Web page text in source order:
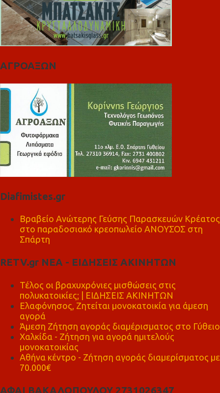
ΑΓΡΟΑΞΩΝ
Diafimistes.gr
Βραβείο Ανώτερης Γεύσης Παρασκευών Κρέατος
στο παραδοσιακό κρεοπωλείο ΑΝΟΥΣΟΣ στη
Σπάρτη
RETV.gr ΝΕΑ - ΕΙΔΗΣΕΙΣ ΑΚΙΝΗΤΩΝ
Τέλος οι βραχυχρόνιες μισθώσεις στις
πολυκατοικίες; | ΕΙΔΗΣΕΙΣ ΑΚΙΝΗΤΩΝ
Ελαφόνησος, Ζητείται μονοκατοικία για άμεση
αγορά
Άμεση Ζήτηση αγοράς διαμέρισματος στο Γύθειο
Χαλκίδα - Ζήτηση για αγορά ημιτελούς
μονοκατοικίας
Αθήνα κέντρο - Ζήτηση αγοράς διαμερίσματος με
70.000€
ΑΦΑΙ ΒΑΚΑΛΟΠΟΥΛΟΥ 2731026347